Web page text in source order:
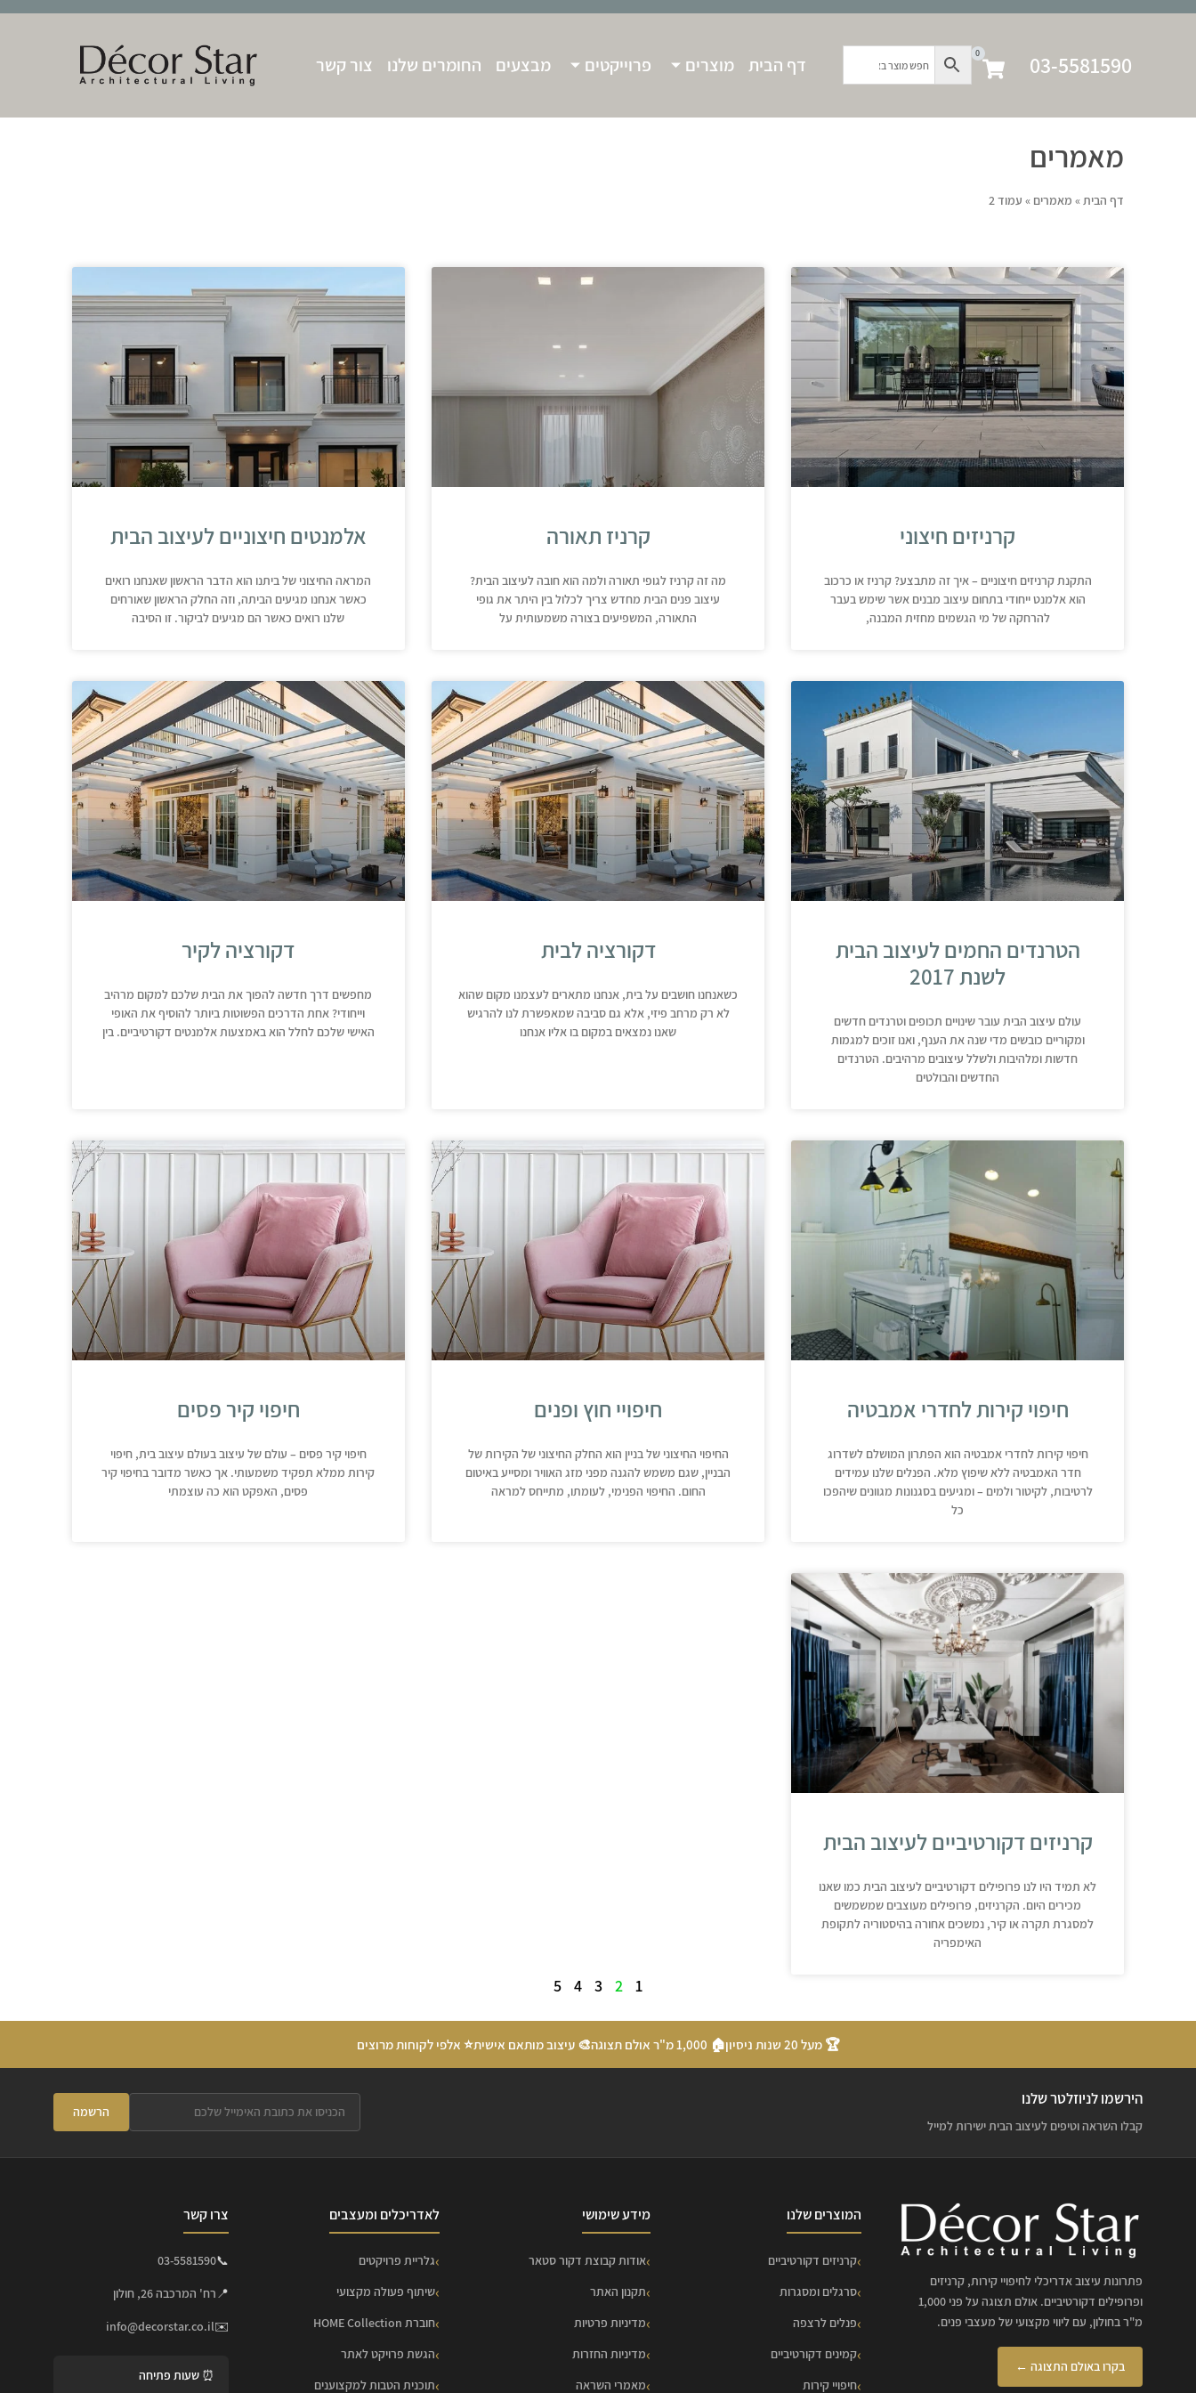
03-5581590
0
דף הבית מוצרים פרוייקטים מבצעים החומרים שלנו צור קשר
מאמרים
דף הבית» מאמרים » עמוד 2
קרניזים חיצוני
התקנת קרניזים חיצוניים – איך זה מתבצע? קרניז או כרכוב
הוא אלמנט ייחודי בתחום עיצוב מבנים אשר שימש בעבר
להרחקה של מי הגשמים מחזית המבנה,
קרניז תאורה
מה זה קרניז לגופי תאורה ולמה הוא חובה לעיצוב הבית?
עיצוב פנים הבית מחדש צריך לכלול בין היתר את גופי
התאורה, המשפיעים בצורה משמעותית על
אלמנטים חיצוניים לעיצוב הבית
המראה החיצוני של ביתנו הוא הדבר הראשון שאנחנו רואים
כאשר אנחנו מגיעים הביתה, וזה החלק הראשון שאורחים
שלנו רואים כאשר הם מגיעים לביקור. זו הסיבה
הטרנדים החמים לעיצוב הבית
לשנת 2017
עולם עיצוב הבית עובר שינויים תכופים וטרנדים חדשים
ומקוריים כובשים מדי שנה את הענף, ואנו זוכים למגמות
חדשות ומלהיבות ולשלל עיצובים מרהיבים. הטרנדים
החדשים והבולטים
דקורציה לבית
כשאנחנו חושבים על בית, אנחנו מתארים לעצמנו מקום שהוא
לא רק מרחב פיזי, אלא גם סביבה שמאפשרת לנו להרגיש
שאנו נמצאים במקום בו אליו אנחנו
דקורציה לקיר
מחפשים דרך חדשה להפוך את הבית שלכם למקום מרהיב
וייחודי? אחת הדרכים הפשוטות ביותר להוסיף את האופי
האישי שלכם לחלל הוא באמצעות אלמנטים דקורטיביים. בין
חיפוי קירות לחדרי אמבטיה
חיפוי קירות לחדרי אמבטיה הוא הפתרון המושלם לשדרוג
חדר האמבטיה ללא שיפוץ מלא. הפנלים שלנו עמידים
לרטיבות, לקיטור ולמים – ומגיעים בסגנונות מגוונים שיהפכו
כל
חיפויי חוץ ופנים
החיפוי החיצוני של בניין הוא החלק החיצוני של הקירות של
הבניין, שגם משמש להגנה מפני מזג האוויר ומסייע באיטום
החום. החיפוי הפנימי, לעומתו, מתייחס למראה
חיפוי קיר פסים
חיפוי קיר פסים – עולם של עיצוב בעולם עיצוב בית, חיפוי
קירות ממלא תפקיד משמעותי. אך כאשר מדובר בחיפוי קיר
פסים, האפקט הוא כה עוצמתי
קרניזים דקורטיביים לעיצוב הבית
לא תמיד היו לנו פרופילים דקורטיביים לעיצוב הבית כמו שאנו
מכירים היום. הקרניזים, פרופילים מעוצבים שמשמשים
למסגרת תקרה או קיר, נמשכים אחורה בהיסטוריה לתקופת
האימפריה
1
2
3
4
5
🏆 מעל 20 שנות ניסיון 🏠 1,000 מ"ר אולם תצוגה 🎨 עיצוב מותאם אישית⭐ אלפי לקוחות מרוצים
הירשמו לניוזלטר שלנו
קבלו השראה וטיפים לעיצוב הבית ישירות למייל
הרשמה
פתרונות עיצוב אדריכלי לחיפויי קירות, קרניזים
ופרופילים דקורטיביים. אולם תצוגה על פני 1,000
מ"ר בחולון, עם ליווי מקצועי של מעצבי פנים.
בקרו באולם התצוגה ←
המוצרים שלנו
קרניזים דקורטיביים
סרגלים ומסגרות
פנלים לרצפה
קמינים דקורטיביים
חיפויי קירות
מידע שימושי
אודות קבוצת דקור סטאר
תקנון האתר
מדיניות פרטיות
מדיניות החזרות
מאמרי השראה
לאדריכלים ומעצבים
גלריית פרויקטים
שיתוף פעולה מקצועי
חוברת HOME Collection
הגשת פרויקט לאתר
תוכנית הטבות למקצוענים
צרו קשר
📞
03-5581590
📍 רח' המרכבה 26, חולון
✉️
info@decorstar.co.il
⏰ שעות פתיחה